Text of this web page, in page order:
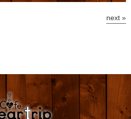
next »